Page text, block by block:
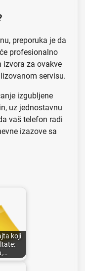
preporuka je da
profesionalno
izvora za ovakve
servisu.
izgubljene
uz jednostavnu
vaš telefon radi
izazove sa
koji